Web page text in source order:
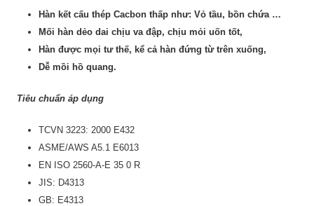
Hàn kết cấu thép Cacbon thấp như: Vỏ tầu, bồn chứa …
Mối hàn dẻo dai chịu va đập, chịu mỏi uốn tốt,
Hàn được mọi tư thế, kể cả hàn đứng từ trên xuống,
Dễ mồi hồ quang.
Tiêu chuẩn áp dụng
TCVN 3223: 2000 E432
ASME/AWS A5.1 E6013
EN ISO 2560-A-E 35 0 R
JIS: D4313
GB: E4313